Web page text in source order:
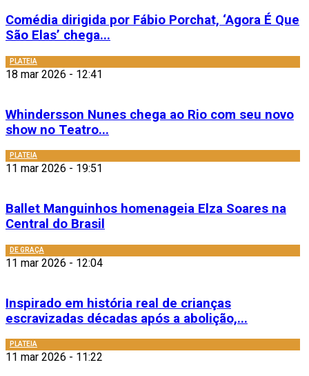
Comédia dirigida por Fábio Porchat, ‘Agora É Que
São Elas’ chega...
PLATEIA
18 mar 2026 - 12:41
Whindersson Nunes chega ao Rio com seu novo
show no Teatro...
PLATEIA
11 mar 2026 - 19:51
Ballet Manguinhos homenageia Elza Soares na
Central do Brasil
DE GRAÇA
11 mar 2026 - 12:04
Inspirado em história real de crianças
escravizadas décadas após a abolição,...
PLATEIA
11 mar 2026 - 11:22